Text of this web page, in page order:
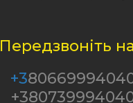
Передзвоніть
+3